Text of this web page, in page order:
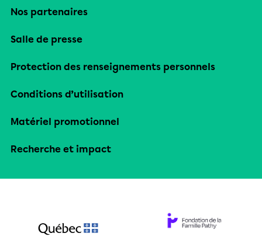
Nos partenaires
Salle de presse
Protection des renseignements personnels
Conditions d’utilisation
Matériel promotionnel
Recherche et impact